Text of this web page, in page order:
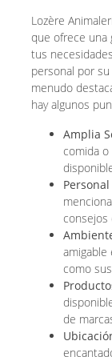
Lozère
que ofrece una
tus
personal por
menudo
hay algunos
Amplia
comida o
consejos
como
de